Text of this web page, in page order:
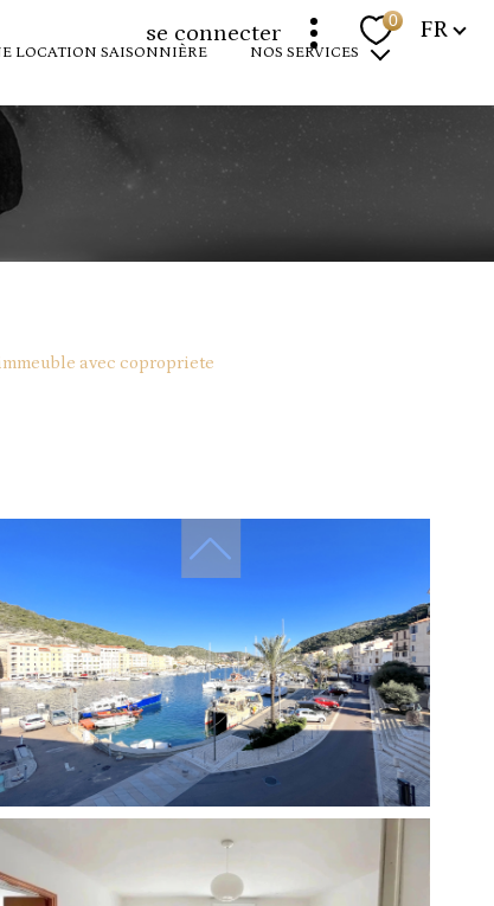
se connecter 0 Langue
FR
LOCATION SAISONNIÈRE NOS SERVICES
programmes neufs
louer votre bien
avec copropriete